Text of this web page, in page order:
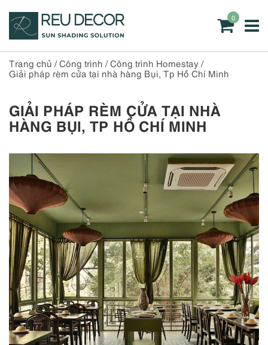
0
Trang chủ /Công trình /Công trình Homestay /
Giải pháp rèm cửa tại nhà hàng Bụi, Tp Hồ Chí Minh
GIẢI PHÁP RÈM CỬA TẠI NHÀ
HÀNG BỤI, TP HỒ CHÍ MINH